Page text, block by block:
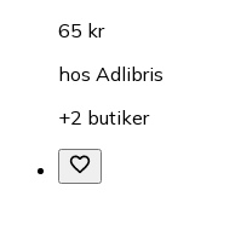
65 kr
hos Adlibris
+2 butiker